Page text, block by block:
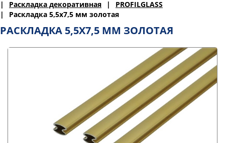
Раскладка декоративная
PROFILGLASS
Раскладка 5,5х7,5 мм золотая
РАСКЛАДКА 5,5Х7,5 ММ ЗОЛОТАЯ